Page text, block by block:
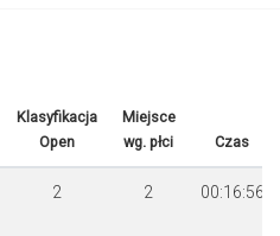
Klasyfikacja
Open
Miejsce
wg. płci
Czas
2 2 00:16:56